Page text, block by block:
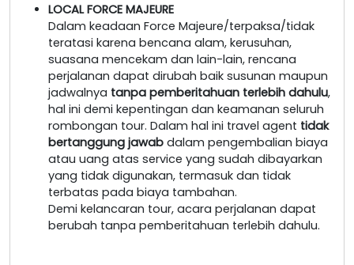
LOCAL FORCE MAJEURE
Dalam keadaan Force Majeure/terpaksa/tidak
teratasi karena bencana alam, kerusuhan,
suasana mencekam dan lain-lain, rencana
perjalanan dapat dirubah baik susunan maupun
jadwalnya tanpa pemberitahuan terlebih dahulu,
hal ini demi kepentingan dan keamanan seluruh
rombongan tour. Dalam hal ini travel agent tidak
bertanggung jawab dalam pengembalian biaya
atau uang atas service yang sudah dibayarkan
yang tidak digunakan, termasuk dan tidak
terbatas pada biaya tambahan.
Demi kelancaran tour, acara perjalanan dapat
berubah tanpa pemberitahuan terlebih dahulu.